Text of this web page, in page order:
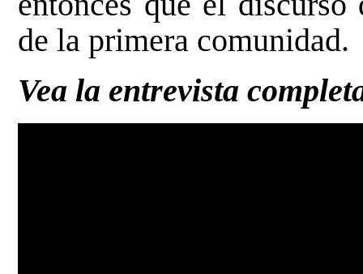
de la primera comunidad.
Vea la entrevista